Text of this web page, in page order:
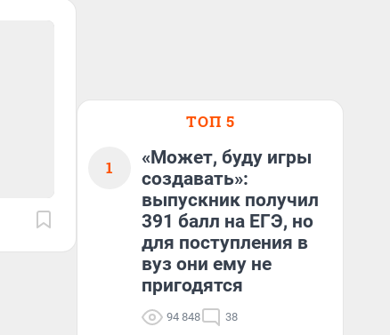
ТОП 5
1
«Может, буду игры
создавать»:
выпускник получил
391 балл на ЕГЭ, но
для поступления в
вуз они ему не
пригодятся
94 848 38